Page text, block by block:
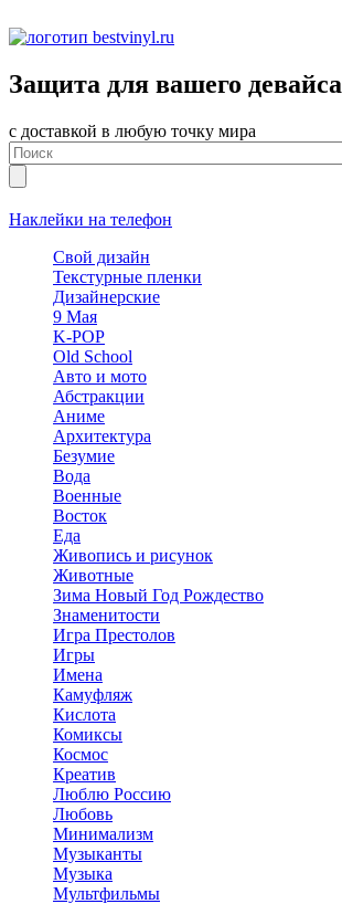
Защита для вашего девайса
с доставкой в любую точку мира
Наклейки на телефон
Свой дизайн
Текстурные пленки
Дизайнерские
9 Мая
K-POP
Old School
Авто и мото
Абстракции
Аниме
Архитектура
Безумие
Вода
Военные
Восток
Еда
Живопись и рисунок
Животные
Зима Новый Год Рождество
Знаменитости
Игра Престолов
Игры
Имена
Камуфляж
Кислота
Комиксы
Космос
Креатив
Люблю Россию
Любовь
Минимализм
Музыканты
Музыка
Мультфильмы